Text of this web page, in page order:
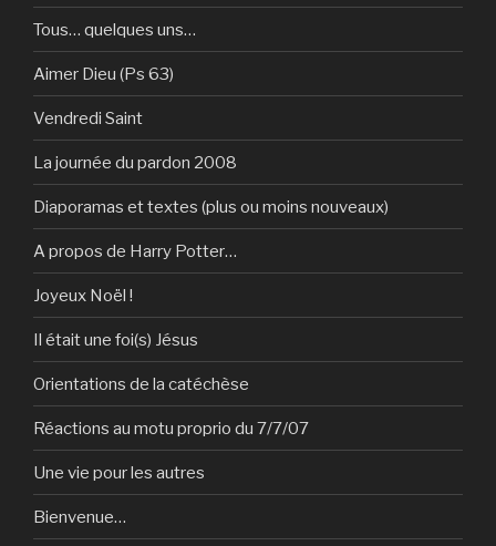
Tous… quelques uns…
Aimer Dieu (Ps 63)
Vendredi Saint
La journée du pardon 2008
Diaporamas et textes (plus ou moins nouveaux)
A propos de Harry Potter…
Joyeux Noël !
Il était une foi(s) Jésus
Orientations de la catéchèse
Réactions au motu proprio du 7/7/07
Une vie pour les autres
Bienvenue…